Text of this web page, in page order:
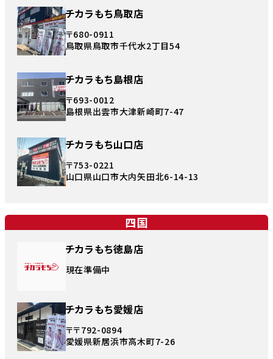
チカラもち鳥取店
〒680-0911
鳥取県鳥取市千代水2丁目54
チカラもち島根店
〒693-0012
島根県出雲市大津新崎町7-47
チカラもち山口店
〒753-0221
山口県山口市大内矢田北6-14-13
四国
チカラもち徳島店
現在準備中
チカラもち愛媛店
〒〒792-0894
愛媛県新居浜市高木町7-26